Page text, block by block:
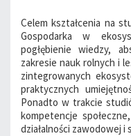
Celem kształcenia na
Gospodarka w
pogłębienie wiedzy,
zakresie nauk rolnych i
zintegrowanych
praktycznych
Ponadto w trakcie
kompetencje
działalności zawodowej i